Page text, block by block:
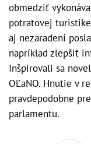
obmedziť
potratovej turistike
aj nezaradení
napríklad zlepšiť
Inšpirovali sa
OĽaNO. Hnutie v
pravdepodobne
parlamentu.